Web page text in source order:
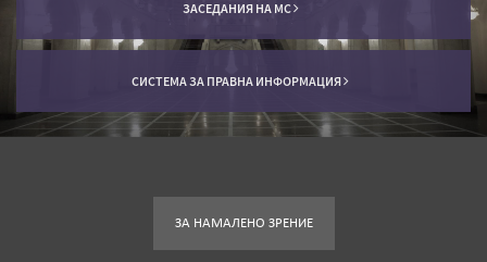
ЗАСЕДАНИЯ НА МС
СИСТЕМА ЗА ПРАВНА ИНФОРМАЦИЯ
ЗА НАМАЛЕНО ЗРЕНИЕ